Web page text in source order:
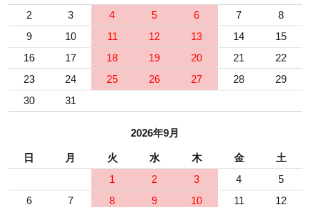
2
3 4 5 6 7
8
9
10 11 12 13 14
15
16
17 18 19 20 21
22
23
24 25 26 27 28
29
30
31
2026年9月
日 月 火 水 木 金
土
1
2 3 4
5
6
7 8 9 10 11
12